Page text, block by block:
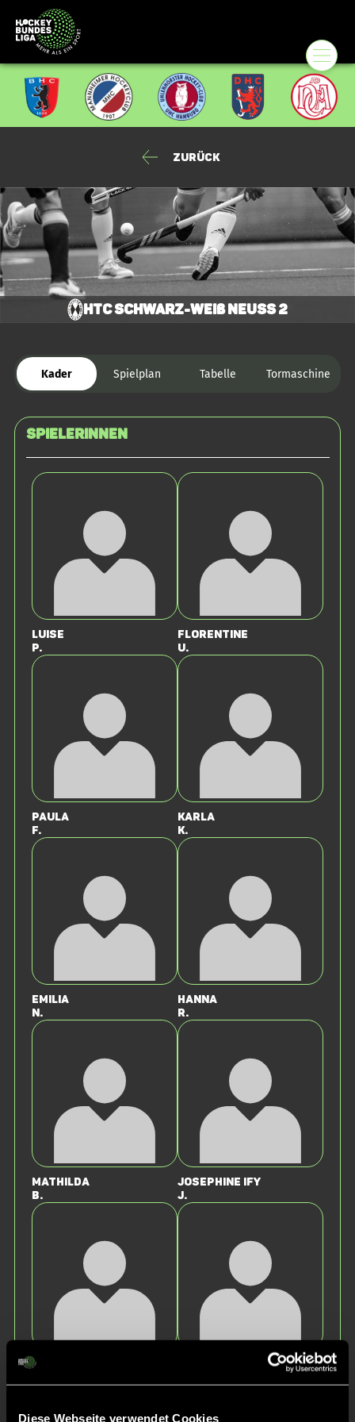
Diese Webseite verwendet Cookies
Zurück
HTC Schwarz-Weiß Neuss 2
Kader Spielplan Tabelle Tormaschine
SPIELERINNEN
Luise
P.
Florentine
U.
Paula
F.
Karla
K.
Emilia
N.
Hanna
R.
Mathilda
B.
Josephine Ify
J.
Luisa